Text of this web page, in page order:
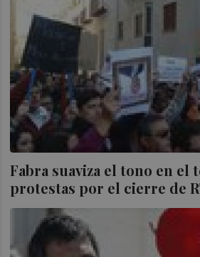
Fabra suaviza el tono en el
protestas por el cierre de